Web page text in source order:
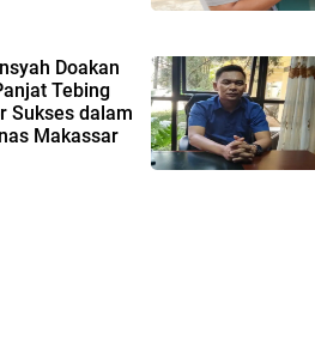
Doakan
Tebing
Sukses dalam
Makassar